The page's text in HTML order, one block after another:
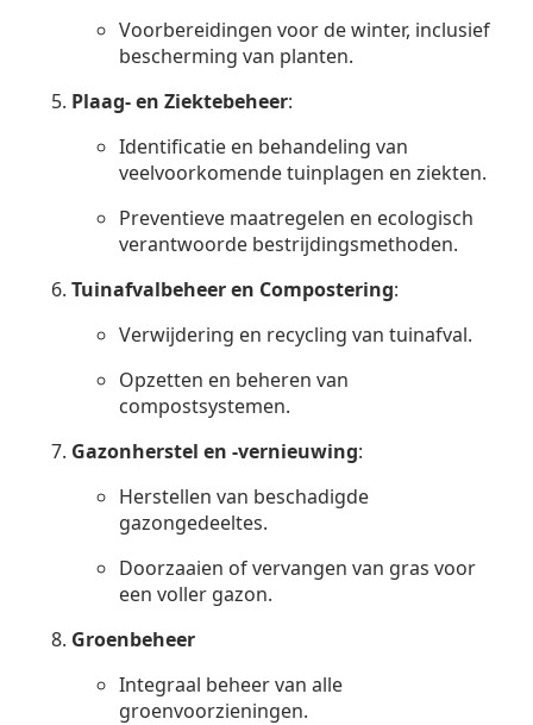
Voorbereidingen voor de winter, inclusief
bescherming van planten.
Plaag- en Ziektebeheer:
Identificatie en behandeling van
veelvoorkomende tuinplagen en ziekten.
Preventieve maatregelen en ecologisch
verantwoorde bestrijdingsmethoden.
Tuinafvalbeheer en Compostering:
Verwijdering en recycling van tuinafval.
Opzetten en beheren van
compostsystemen.
Gazonherstel en -vernieuwing:
Herstellen van beschadigde
gazongedeeltes.
Doorzaaien of vervangen van gras voor
een voller gazon.
Groenbeheer
Integraal beheer van alle
groenvoorzieningen.